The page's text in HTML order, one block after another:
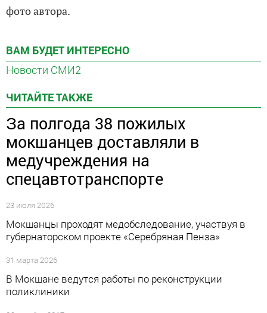
фото автора.
ВАМ БУДЕТ ИНТЕРЕСНО
Новости СМИ2
ЧИТАЙТЕ ТАКЖЕ
За полгода 38 пожилых
мокшанцев доставляли в
медучреждения на
спецавтотранспорте
23 июля 2026
Мокшанцы проходят медобследование, участвуя в
губернаторском проекте «Серебряная Пенза»
31 марта 2026
В Мокшане ведутся работы по реконструкции
поликлиники